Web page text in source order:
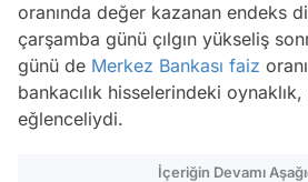
oranında değer kazanan endeks
çarşamba günü çılgın yükseliş
günü de Merkez Bankası faiz
bankacılık hisselerindeki
eğlenceliydi.
İçeriğin Devamı